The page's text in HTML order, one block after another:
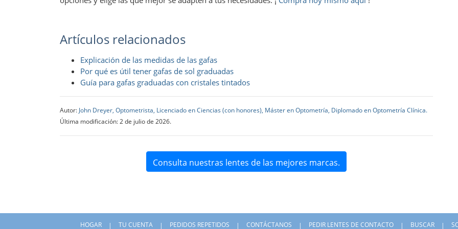
Artículos relacionados
Explicación de las medidas de las gafas
Por qué es útil tener gafas de sol graduadas
Guía para gafas graduadas con cristales tintados
Autor: John Dreyer, Optometrista, Licenciado en Ciencias (con honores), Máster en Optometría, Diplomado en Optometría Clínica.
Última modificación: 2 de julio de 2026.
Consulta nuestras lentes de las mejores marcas.
HOGAR TU CUENTA PEDIDOS REPETIDOS CONTÁCTANOS PEDIR LENTES DE CONTACTO BUSCAR